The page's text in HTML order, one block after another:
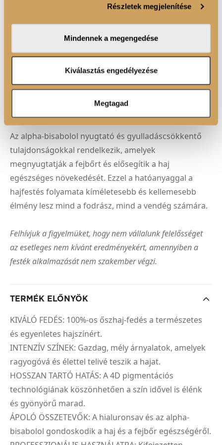
valamint weboldalforgalmunk elemzéséhez. Ezenkívül
adatait, akik kombinálhatják az adatokat más olyan
adatokkal, amelyeket Ön adott meg számukra vagy az
Ön által használt más szolgáltatásokból gyűjtöttek.
Részletek megjelenítése
Mindennek a megengedése
Kiválasztás engedélyezése
Megtagad
HIALURONSAV
A COLOR HORIZON hajfesték formuláját
hialuronsavval gazdagítottuk, amely mélyen
hidratálja a hajat, növeli annak rugalmasságát és
könnyen kezelhető haj minden festés után.
Az alpha-bisabolol nyugtató és gyulladáscsökkentő
tulajdonságokkal rendelkezik, amelyek
megnyugtatják a fejbőrt és elősegítik a haj
egészséges növekedését. Ezzel a hatóanyaggal a
hajfestés folyamata kíméletesebb és kellemesebb
élmény lesz mind a fodrász, mind a vendég számára.
Felhívjuk a figyelmüket, hogy nem vállalunk felelősséget
az esetleges nem kívánt eredményekért, amennyiben a
festék alkalmazását nem szakember végzi.
TERMÉK ELŐNYÖK
KIVÁLÓ FEDÉS: 100%-os őszhaj-fedés a természetes
és egyenletes hajszínért.
INTENZÍV SZÍNEK: Gazdag, mély árnyalatok, amelyek
ragyogóvá és élettel telivé teszik a hajat.
HOSSZAN TARTÓ HATÁS: A 4D pigmentációs
technológiának köszönhetően a szín idővel is élénk
és gyönyörű marad.
ÁPOLÓ ÖSSZETEVŐK: A hialuronsav és az alpha-
bisabolol gondoskodik a haj és a fejbőr egészségéről.